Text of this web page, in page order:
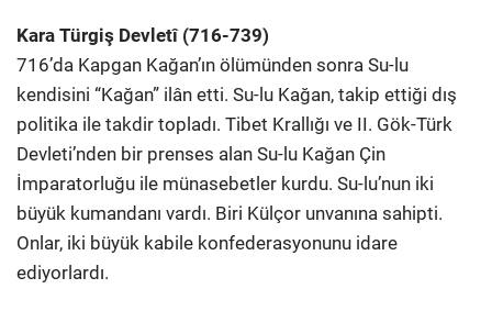
Kara Türgiş Devletî (716-739)
716’da Kapgan Kağan’ın ölümünden sonra Su-lu
kendisini “Kağan” ilân etti. Su-lu Kağan, takip ettiği dış
politika ile takdir topladı. Tibet Krallığı ve II. Gök-Türk
Devleti’nden bir prenses alan Su-lu Kağan Çin
İmparatorluğu ile münasebetler kurdu. Su-lu’nun iki
büyük kumandanı vardı. Biri Külçor unvanına sahipti.
Onlar, iki büyük kabile konfederasyonunu idare
ediyorlardı.